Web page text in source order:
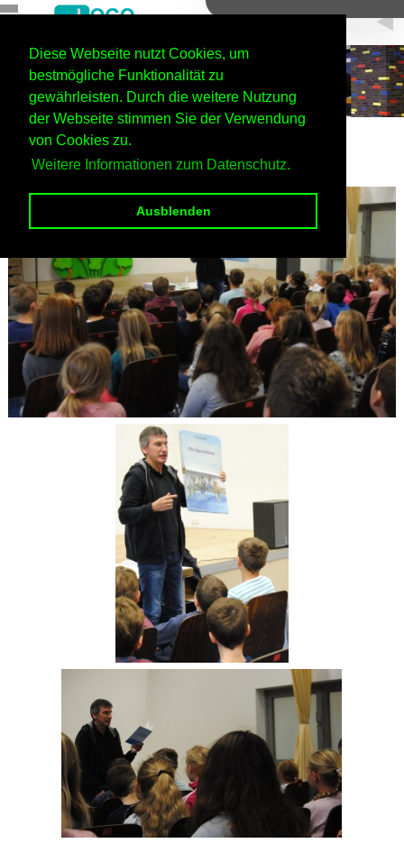
Diese Webseite nutzt Cookies, um
bestmögliche Funktionalität zu
gewährleisten. Durch die weitere Nutzung
der Webseite stimmen Sie der Verwendung
von Cookies zu.
Weitere Informationen zum Datenschutz.
Ausblenden
Home Standort Jülich
2017/18